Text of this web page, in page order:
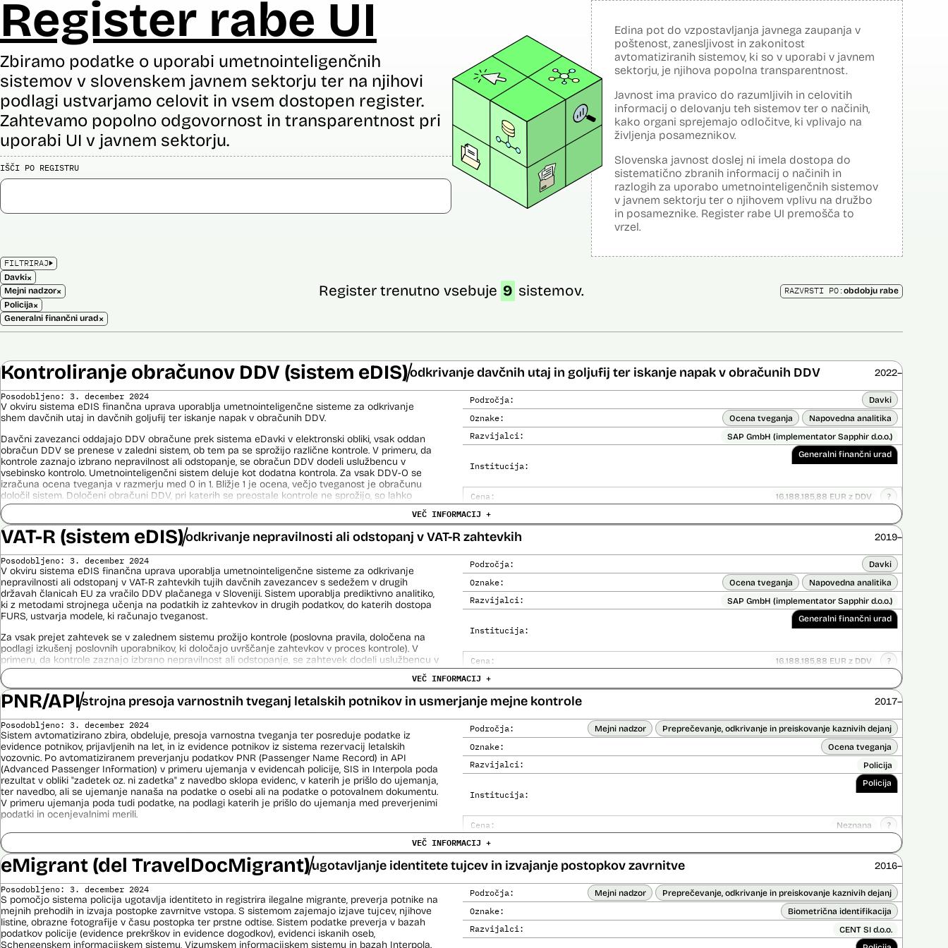
Register rabe UI
Zbiramo podatke o uporabi umetnointeligenčnih
sistemov v slovenskem javnem sektorju ter na njihovi
podlagi ustvarjamo celovit in vsem dostopen register.
Zahtevamo popolno odgovornost in transparentnost pri
uporabi UI v javnem sektorju.
IŠČI PO REGISTRU
Edina pot do vzpostavljanja javnega zaupanja v
poštenost, zanesljivost in zakonitost
avtomatiziranih sistemov, ki so v uporabi v javnem
sektorju, je njihova popolna transparentnost.
Javnost ima pravico do razumljivih in celovitih
informacij o delovanju teh sistemov ter o načinih,
kako organi sprejemajo odločitve, ki vplivajo na
življenja posameznikov.
Slovenska javnost doslej ni imela dostopa do
sistematično zbranih informacij o načinih in
razlogih za uporabo umetnointeligenčnih sistemov
v javnem sektorju ter o njihovem vplivu na družbo
in posameznike. Register rabe UI premošča to
vrzel.
FILTRIRAJ
Davki×
Mejni nadzor×
Policija×
Generalni finančni urad×
Register trenutno vsebuje 9 sistemov. RAZVRSTI PO:obdobju rabe
Kontroliranje obračunov DDV (sistem eDIS)odkrivanje davčnih utaj in goljufij ter iskanje napak v obračunih DDV 2022–
Področja: Davki
Oznake: Ocena tveganja Napovedna analitika
Razvijalci: SAP GmbH (implementator Sapphir d.o.o.)
Institucija:
Generalni finančni urad
Cena: 16.188.185,88 EUR z DDV ?
Trajanje licence:
Analiza učinka na človekove pravice opravljena: Ne
Posodobljeno: 3. december 2024
V okviru sistema eDIS finančna uprava uporablja umetnointeligenčne sisteme za odkrivanje
shem davčnih utaj in davčnih goljufij ter iskanje napak v obračunih DDV.
Davčni zavezanci oddajajo DDV obračune prek sistema eDavki v elektronski obliki, vsak oddan
obračun DDV se prenese v zaledni sistem, ob tem pa se sprožijo različne kontrole. V primeru, da
kontrole zaznajo izbrano nepravilnost ali odstopanje, se obračun DDV dodeli uslužbencu v
vsebinsko kontrolo. Umetnointeligenčni sistem deluje kot dodatna kontrola. Za vsak DDV-O se
izračuna ocena tveganja v razmerju med 0 in 1. Bližje 1 je ocena, večjo tveganost je obračunu
določil sistem. Določeni obračuni DDV, pri katerih se preostale kontrole ne sprožijo, so lahko
zaradi višine tveganosti, ki jo dodeli umetnointeligenčni sistem, prav tako dodeljeni uslužbencem
v pregled.
Izdelava modelov poteka z orodjem SAP Data Intelligence. To orodje v fazi izdelave ustvari veliko
število modelov (več kot 1000), nato se v več fazah izloča manj ustrezne modele in na koncu
izbere enega, ki se ga potem uporabi v produkciji.
Viri:
Odgovor na zahtevo za dostop do informacij javnega značaja
Postopek izdelave prediktivnega modela
Povezava na spletno mesto SAP
Dosje javnega naročila (2021)
Dosje javnega naročila (2023)
VEČ INFORMACIJ +
VAT-R (sistem eDIS)odkrivanje nepravilnosti ali odstopanj v VAT-R zahtevkih 2019–
Področja: Davki
Oznake: Ocena tveganja Napovedna analitika
Razvijalci: SAP GmbH (implementator Sapphir d.o.o.)
Institucija:
Generalni finančni urad
Cena: 16.188.185,88 EUR z DDV ?
Trajanje licence:
Analiza učinka na človekove pravice opravljena: Ne
Posodobljeno: 3. december 2024
V okviru sistema eDIS finančna uprava uporablja umetnointeligenčne sisteme za odkrivanje
nepravilnosti ali odstopanj v VAT-R zahtevkih tujih davčnih zavezancev s sedežem v drugih
državah članicah EU za vračilo DDV plačanega v Sloveniji. Sistem uporablja prediktivno analitiko,
ki z metodami strojnega učenja na podatkih iz zahtevkov in drugih podatkov, do katerih dostopa
FURS, ustvarja modele, ki računajo tveganost.
Za vsak prejet zahtevek se v zalednem sistemu prožijo kontrole (poslovna pravila, določena na
podlagi izkušenj poslovnih uporabnikov, ki določajo uvrščanje zahtevkov v proces kontrole). V
primeru, da kontrole zaznajo izbrano nepravilnost ali odstopanje, se zahtevek dodeli uslužbencu v
vsebinsko kontrolo. Umetnointeligenčni sistem deluje kot dodatna kontrola in temelji na
prediktivnem modelu. Vsak VAT-R zahtevek vsebuje enega ali več računov. Za vsak račun se
izračuna ocena tveganja, ki je 0 ali 1. Če je 1, ga sistem določi kot tveganega, če je 0, ga sistem
zazna kot netveganega. Na tej podlagi se šteje, da je tvegan VAT-R zahtevek, ki vsebuje vsaj en
tvegan račun. O zahtevkih VAT-R, ki so ocenjeni kot tvegani ali na katerih se prožijo druga
poslovna pravila, vedno vsebinsko odločajo uslužbenci FURS.
V okviru razvoja je bila izvedena analiza in izbor modelov za področje VAT-R z orodjem SAP Data
Intelligence. Narejena je bila analiza podatkov, izbrani so bili relevantni atributi za modeliranje,
pripravljena je bila učna in testna množica podatkov ter validacijska množica. Z uporabo
funkcionalnosti AutoML je bilo kreiranih cca. 1000 modelov. V nadaljevanju se v več fazah izloča
manj ustrezne modele in na koncu izbere enega, ki se ga potem uporabi v produkciji.
Viri:
Odgovor na zahtevo za dostop do informacij javnega značaja
Povezava na spletno mesto SAP
Dosje javnega naročila (2021)
Dosje javnega naročila (2023)
Letno poročilo Finančne uprave za leto 2022
VEČ INFORMACIJ +
PNR/APIstrojna presoja varnostnih tveganj letalskih potnikov in usmerjanje mejne kontrole 2017–
Področja: Mejni nadzor Preprečevanje, odkrivanje in preiskovanje kaznivih dejanj
Oznake: Ocena tveganja
Razvijalci: Policija
Institucija:
Policija
Cena: Neznana ?
Analiza učinka na človekove pravice opravljena:
Analiza učinka na osebne podatke opravljena: ?
Posodobljeno: 3. december 2024
Sistem avtomatizirano zbira, obdeluje, presoja varnostna tveganja ter posreduje podatke iz
evidence potnikov, prijavljenih na let, in iz evidence potnikov iz sistema rezervacij letalskih
vozovnic. Po avtomatiziranem preverjanju podatkov PNR (Passenger Name Record) in API
(Advanced Passenger Information) v primeru ujemanja v evidencah policije, SIS in Interpola poda
rezultat v obliki "zadetek oz. ni zadetka" z navedbo sklopa evidenc, v katerih je prišlo do ujemanja,
ter navedbo, ali se ujemanje nanaša na podatke o osebi ali na podatke o potovalnem dokumentu.
V primeru ujemanja poda tudi podatke, na podlagi katerih je prišlo do ujemanja med preverjenimi
podatki in ocenjevalnimi merili.
Ocenjevalna merila so oblikovana z analitično obdelavo podatkov, pri čemer se oblikujejo
indikatorji tveganja, ki predstavljajo posamezne podatke, za katere je bilo pri analitični obdelavi
ugotovljeno, da predstavljajo specifične potovalne vzorce storilcev terorističnih in drugih hudih
kaznivih dejanj oziroma njihovih žrtev ter zato omogočajo usmerjeno delo policije in drugih
pristojnih organov na takšne osebe. Nacionalna enota za informacije o potnikih lahko glede na
utemeljene razloge v posamičnem primeru posreduje podatke potnikov, prijavljenih na let,
oziroma podatke potnikov iz sistema rezervacij letalskih vozovnic oziroma rezultate njihove
obdelave drugim enotam policije.
Uslužbenci nacionalne enote za informacije o potnikih vsa ujemanja pri avtomatizirani obdelavi
VEČ INFORMACIJ +
eMigrant (del TravelDocMigrant)ugotavljanje identitete tujcev in izvajanje postopkov zavrnitve 2016–
Področja: Mejni nadzor Preprečevanje, odkrivanje in preiskovanje kaznivih dejanj
Oznake: Biometrična identifikacija
Razvijalci:
CENT SI d.o.o.
Posodobljeno: 3. december 2024
S pomočjo sistema policija ugotavlja identiteto in registrira ilegalne migrante, preverja potnike na
mejnih prehodih in izvaja postopke zavrnitve vstopa. S sistemom zajemajo izjave tujcev, njihove
listine, obrazne fotografije v času postopka ter prstne odtise. Sistem podatke preverja v bazah
podatkov policije (evidence prekrškov in evidence dogodkov), evidenci iskanih oseb,
Schengenskem informacijskem sistemu, Vizumskem informacijskem sistemu in bazah Interpola.